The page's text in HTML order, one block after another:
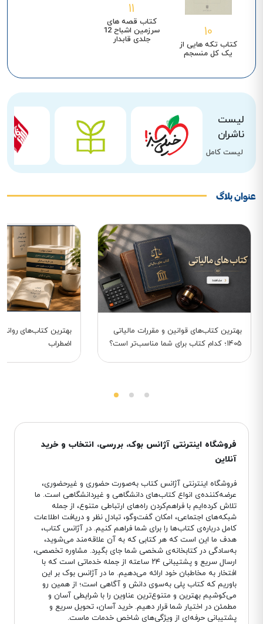
10
کتاب تکه‌ هایی از
یک کل منسجم
11
کتاب قصه های
سرزمین اشباح 12
جلدی قابدار
لیست
ناشران
لیست کامل
عنوان بلاگ
بهترین کتاب‌های قوانین و مقررات مالیاتی
1405؛ کدام کتاب برای شما مناسب‌تر است؟
بهترین کتاب‌های
اضطراب
فروشگاه اینترنتی آژانس بوک، بررسی، انتخاب و خرید
آنلاین
فروشگاه اینترنتی آژانس کتاب به‌صورت حضوری و غیرحضوری،
عرضه‌کننده‌ی انواع کتاب‌های دانشگاهی و غیردانشگاهی است. ما
تلاش کرده‌ایم با فراهم‌کردن راه‌های ارتباطی متنوع، از جمله
شبکه‌های اجتماعی، امکان گفت‌وگو، تبادل نظر و دریافت اطلاعات
کامل درباره‌ی کتاب‌ها را برای شما فراهم کنیم. در آژانس کتاب،
هدف ما این است که هر کتابی که به آن علاقه‌مند می‌شوید،
به‌سادگی در کتابخانه‌ی شخصی شما جای بگیرد. مشاوره تخصصی،
ارسال سریع و پشتیبانی ۲۴ ساعته از جمله خدماتی است که با
افتخار به مخاطبان خود ارائه می‌دهیم. ما در آژانس بوک بر این
باوریم که کتاب پلی به‌سوی دانش و آگاهی است؛ از همین رو
می‌کوشیم بهترین و متنوع‌ترین عناوین را با شرایطی آسان و
مطمئن در اختیار شما قرار دهیم. خرید آسان، تحویل سریع و
پشتیبانی حرفه‌ای از ویژگی‌های شاخص خدمات ماست.